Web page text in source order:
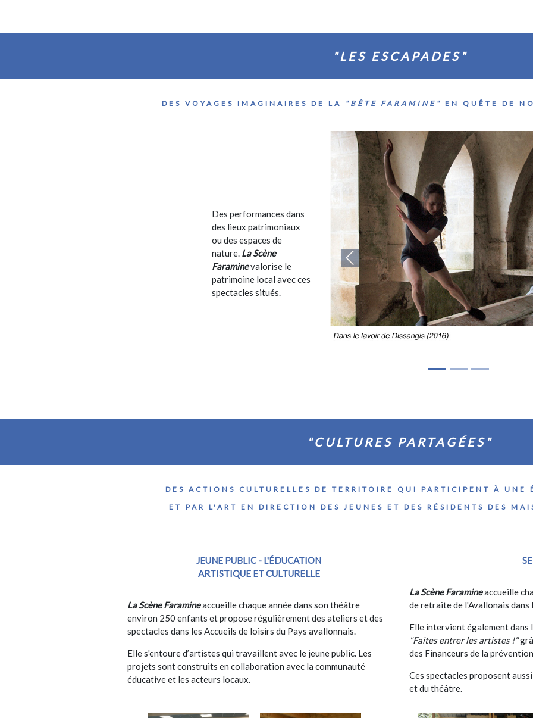
"LES ESCAPADES"
DES VOYAGES IMAGINAIRES DE LA "BÊTE FARAMINE" EN QUÊTE DE
Des performances dans
des lieux patrimoniaux
ou des espaces de
nature. La Scène
Faraminevalorise le
patrimoine local avec ces
spectacles situés.
"CULTURES PARTAGÉES"
DES ACTIONS CULTURELLES DE TERRITOIRE QUI PARTICIPENT À UNE
ET PAR L'ART EN DIRECTION DES JEUNES ET DES RÉSIDENTS DES
JEUNE PUBLIC - L'ÉDUCATION
ARTISTIQUE ET CULTURELLE
La Scène Faramineaccueille chaque année dans son théâtre
environ 250 enfants et propose régulièrement des ateliers et des
spectacles dans les Accueils de loisirs du Pays avallonnais.
Elle s'entoure d’artistes qui travaillent avec le jeune public. Les
projets sont construits en collaboration avec la communauté
éducative et les acteurs locaux.
La Scène Faramineaccueille
de retraite de l'Avallonais dans
Elle intervient également
"Faites entrer les artistes !"
des Financeurs de la
Ces spectacles proposent
et du théâtre.